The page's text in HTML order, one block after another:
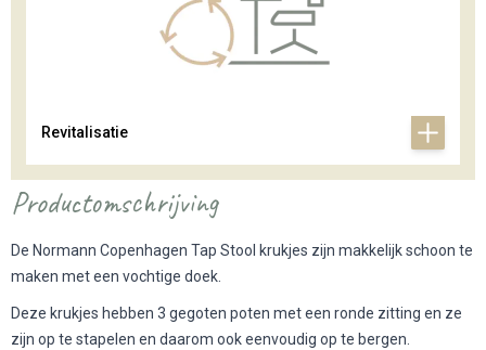
Revitalisatie
Productomschrijving
De Normann Copenhagen Tap Stool krukjes zijn makkelijk schoon te
maken met een vochtige doek.
Deze krukjes hebben 3 gegoten poten met een ronde zitting en ze
zijn op te stapelen en daarom ook eenvoudig op te bergen.